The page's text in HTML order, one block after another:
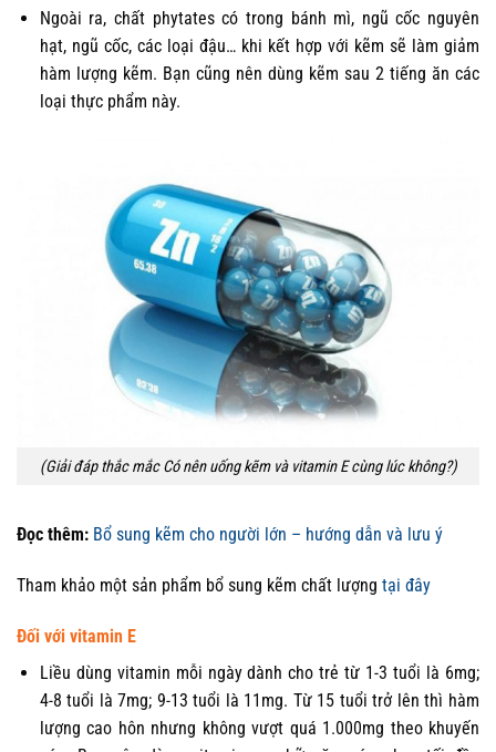
Ngoài ra, chất phytates có trong bánh mì, ngũ cốc nguyên
hạt, ngũ cốc, các loại đậu… khi kết hợp với kẽm sẽ làm giảm
hàm lượng kẽm. Bạn cũng nên dùng kẽm sau 2 tiếng ăn các
loại thực phẩm này.
(Giải đáp thắc mắc Có nên uống kẽm và vitamin E cùng lúc không?)
Đọc thêm: Bổ sung kẽm cho người lớn – hướng dẫn và lưu ý
Tham khảo một sản phẩm bổ sung kẽm chất lượng tại đây
Đối với vitamin E
Liều dùng vitamin mỗi ngày dành cho trẻ từ 1-3 tuổi là 6mg;
4-8 tuổi là 7mg; 9-13 tuổi là 11mg. Từ 15 tuổi trở lên thì hàm
lượng cao hôn nhưng không vượt quá 1.000mg theo khuyến